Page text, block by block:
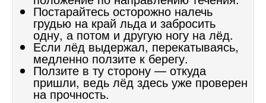
Постарайтесь осторожно налечь
грудью на край льда и забросить
одну, а потом и другую ногу на лёд.
Если лёд выдержал, перекатываясь,
медленно ползите к берегу.
Ползите в ту сторону — откуда
пришли, ведь лёд здесь уже проверен
на прочность.